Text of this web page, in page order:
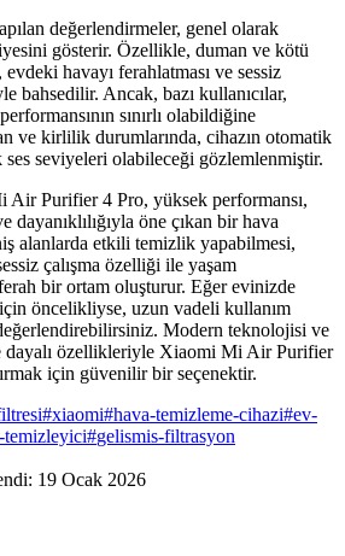
değerlendirmeler, genel olarak
gösterir. Özellikle, duman ve kötü
evdeki havayı ferahlatması ve sessiz
bahsedilir. Ancak, bazı kullanıcılar,
sınırlı olabildiğine
ve kirlilik durumlarında, cihazın otomatik
ses seviyeleri olabileceği gözlemlenmiştir.
Air Purifier 4 Pro, yüksek performansı,
dayanıklılığıyla öne çıkan bir hava
alanlarda etkili temizlik yapabilmesi,
çalışma özelliği ile yaşam
ferah bir ortam oluşturur. Eğer evinizde
öncelikliyse, uzun vadeli kullanım
Modern teknolojisi ve
dayalı özellikleriyle Xiaomi Mi Air Purifier
için güvenilir bir seçenektir.
#xiaomi#hava-temizleme-cihazi#ev-
#gelismis-filtrasyon
19 Ocak 2026